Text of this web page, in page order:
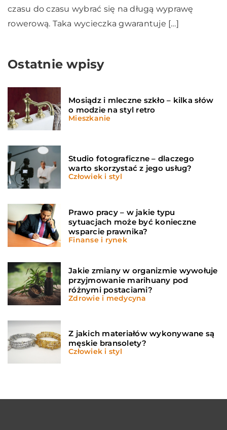
czasu do czasu wybrać się na długą wyprawę
rowerową. Taka wycieczka gwarantuje […]
Ostatnie wpisy
Mosiądz i mleczne szkło – kilka słów
o modzie na styl retro
Mieszkanie
Studio fotograficzne – dlaczego
warto skorzystać z jego usług?
Człowiek i styl
Prawo pracy – w jakie typu
sytuacjach może być konieczne
wsparcie prawnika?
Finanse i rynek
Jakie zmiany w organizmie wywołuje
przyjmowanie marihuany pod
różnymi postaciami?
Zdrowie i medycyna
Z jakich materiałów wykonywane są
męskie bransolety?
Człowiek i styl